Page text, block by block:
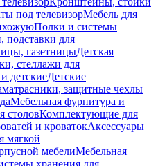
под телевизорМебель для
Полки и системы
подставки для
газетницыДетская
стеллажи для
детскиеДетские
защитные чехлы
Мебельная фурнитура и
столовКомплектующие для
и кроватокАксессуары
мягкой
мебелиМебельная
хранения для